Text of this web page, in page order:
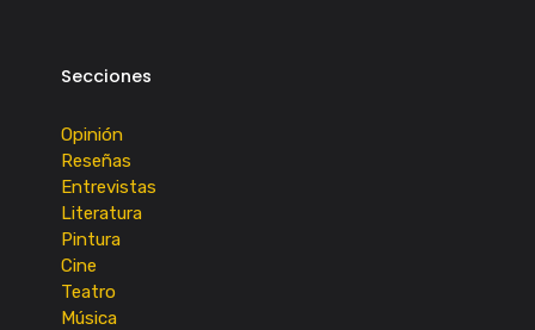
Secciones
Opinión
Reseñas
Entrevistas
Literatura
Pintura
Cine
Teatro
Música